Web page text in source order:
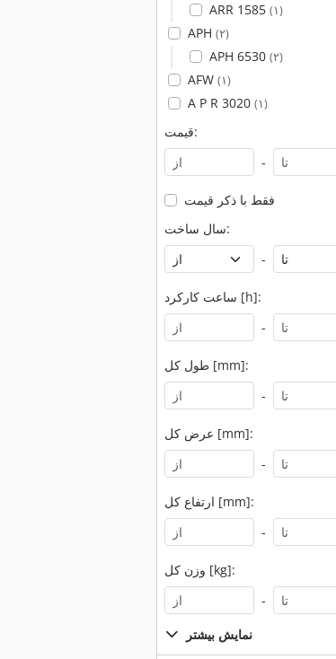
ARR 1585 (۱)
APH (۲)
APH 6530 (۲)
AFW (۱)
A P R 3020 (۱)
قیمت:
-
فقط با ذکر قیمت
سال ساخت:
-
ساعت کارکرد [h]:
-
طول کل [mm]:
-
عرض کل [mm]:
-
ارتفاع کل [mm]:
-
وزن کل [kg]:
-
نمایش بیشتر